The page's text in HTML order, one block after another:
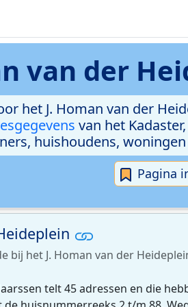
van der
het J. Homan van der
van het Kadaster,
huishoudens,
Pagina
bij het J. Homan van der
telt 45 adressen en die